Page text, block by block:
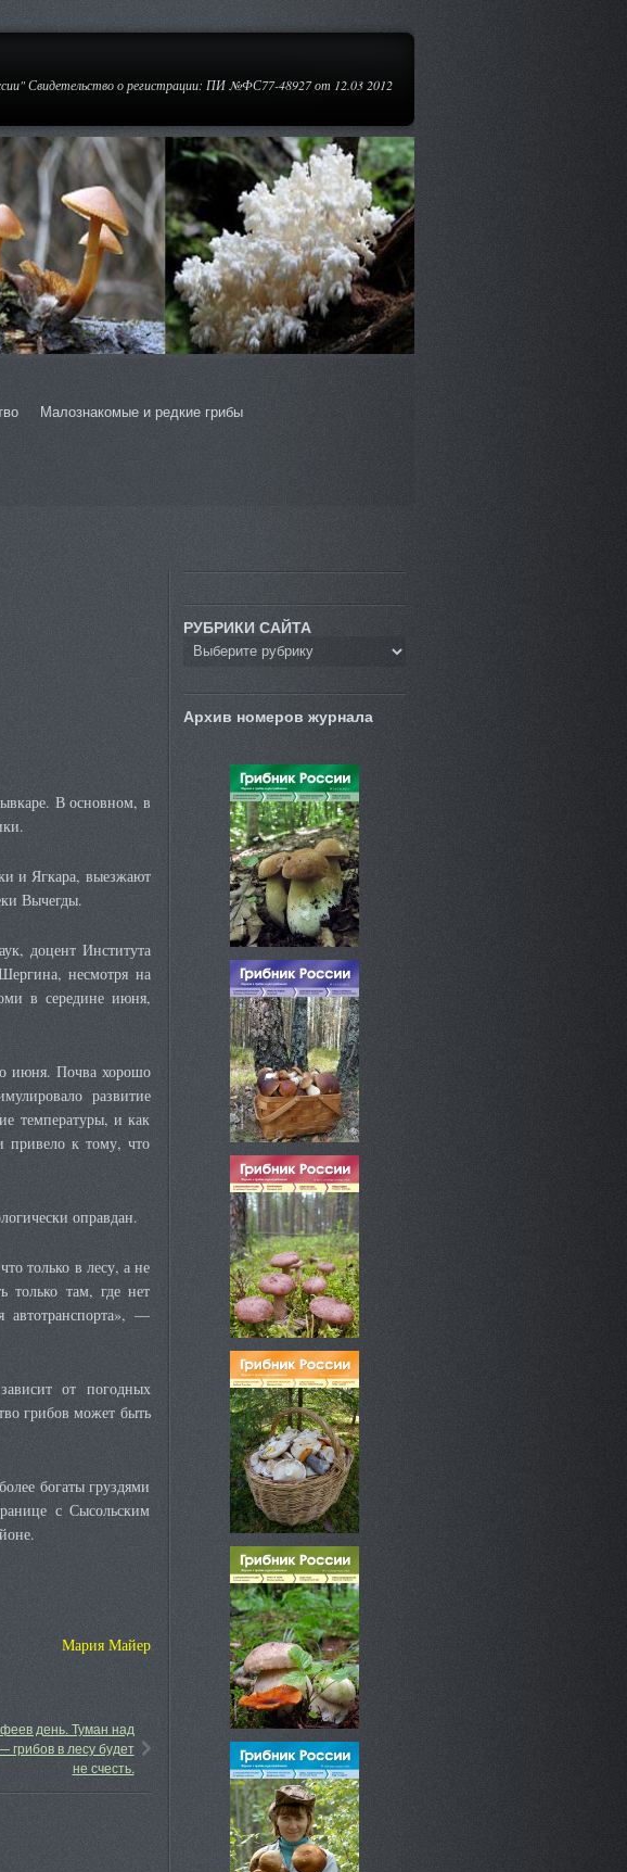
Свидетельство о регистрации: ПИ №ФС77-48927 от 12.03 2012
Малознакомые и редкие грибы
В основном, в
и Ягкара, выезжают
Вычегды.
доцент Института
несмотря на
в середине июня,
июня. Почва хорошо
развитие
температуры, и как
привело к тому, что
оправдан.
только в лесу, а не
только там, где нет
—
от погодных
грибов может быть
богаты груздями
с Сысольским
Мария Майер
день. Туман над
грибов в лесу будет
не счесть.
РУБРИКИ САЙТА
Архив номеров журнала